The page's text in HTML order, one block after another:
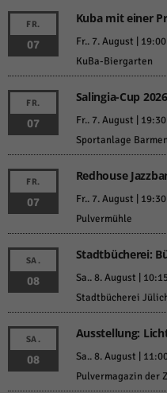
FR.
07
Kuba mit einer
Fr.. 7. August | 19:00
KuBa-Biergarten
FR.
07
Salingia-Cup
Fr.. 7. August | 19:30
Sportanlage Barmen
FR.
07
Redhouse
Fr.. 7. August | 19:30
Pulvermühle
SA.
08
Stadtbücherei:
Sa.. 8. August | 10:15
Stadtbücherei
SA.
08
Ausstellung:
Sa.. 8. August |
Pulvermagazin der
Statistiken (1)
Statistik Cookies erfassen
uns zu verstehen, wie unsere
Cookie-
Marketing (1)
Marketing-Cookies werden von
um personalisierte Werbung
Cookie-
Externe Medien (6)
standardmäßig blockiert. Wenn
werden, bedarf der Zugriff auf
mehr.
powered by Borlabs Cookie